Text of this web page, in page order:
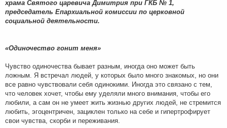
храма Святого царевича Димитрия при ГКБ № 1,
председатель Епархиальной комиссии по церковной
социальной деятельности.
«Одиночество гонит меня»
Чувство одиночества бывает разным, иногда оно может быть
ложным. Я встречал людей, у которых было много знакомых, но они
все равно чувствовали себя одинокими. Иногда это связано с тем,
что человек хочет, чтобы ему уделяли много внимания, чтобы его
любили, а сам он не умеет жить жизнью других людей, не стремится
любить, эгоцентричен, зациклен только на себе и гипертрофирует
свои чувства, скорби и переживания.